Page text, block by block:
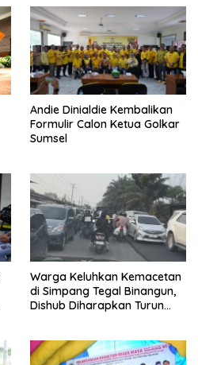
Andie Dinialdie Kembalikan
Formulir Calon Ketua Golkar
Sumsel
Warga Keluhkan Kemacetan
di Simpang Tegal Binangun,
Dishub Diharapkan Turun